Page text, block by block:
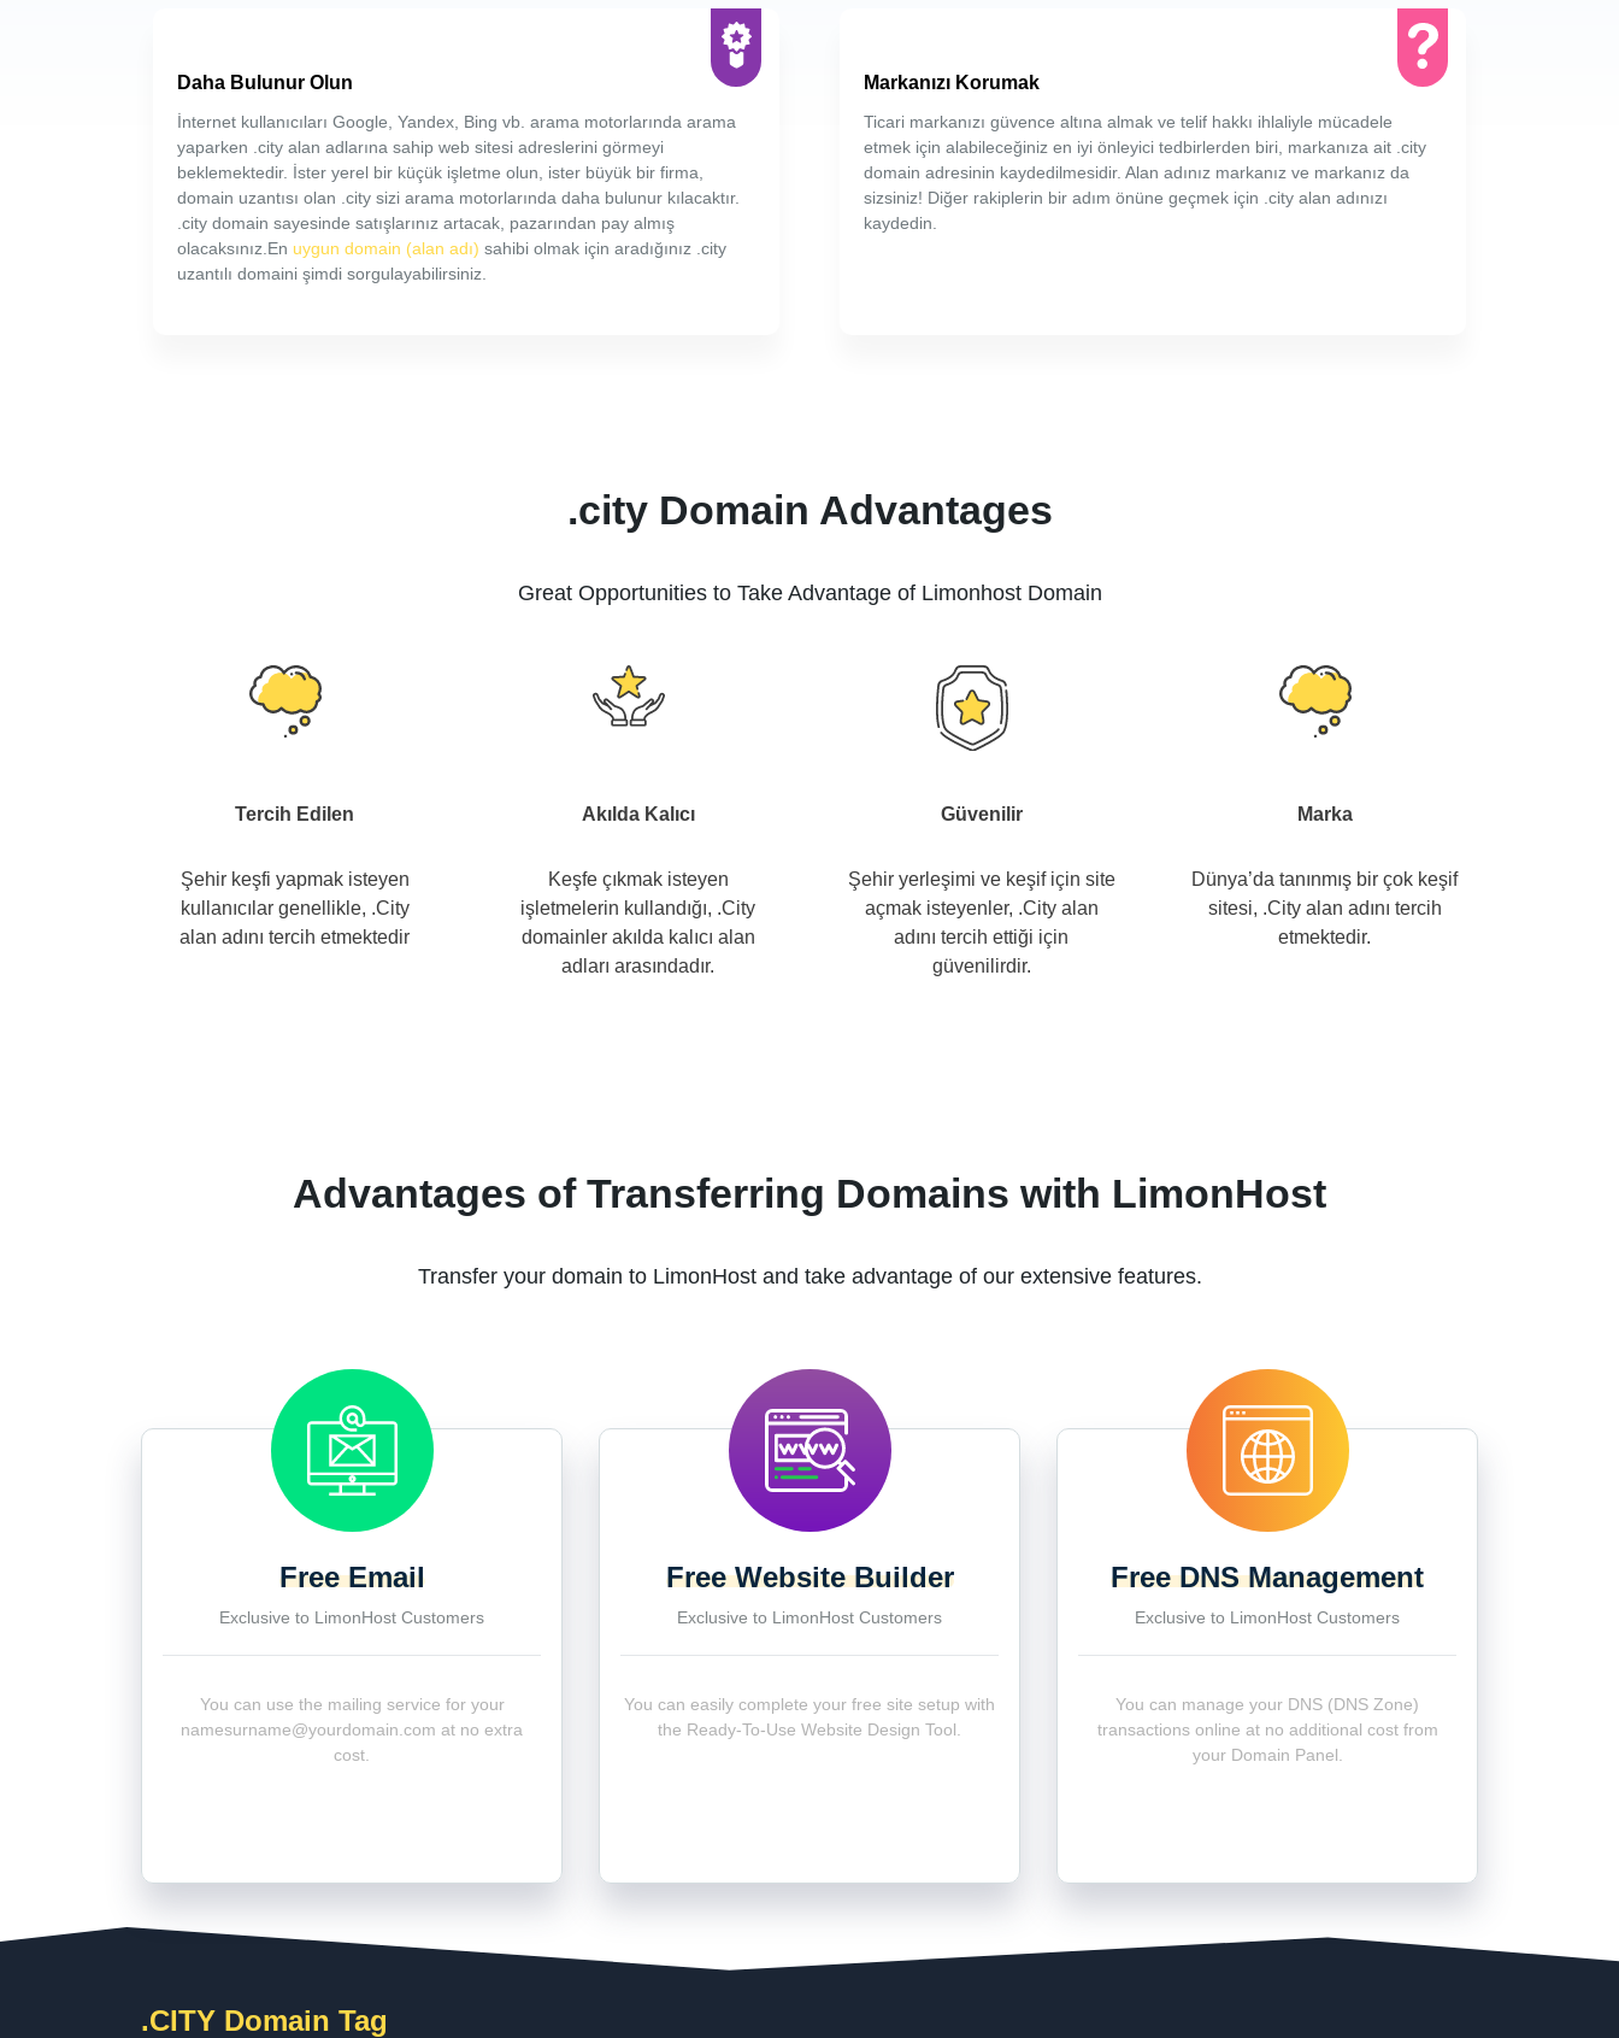
Daha Bulunur Olun
İnternet kullanıcıları Google, Yandex, Bing vb. arama motorlarında arama
yaparken .city alan adlarına sahip web sitesi adreslerini görmeyi
beklemektedir. İster yerel bir küçük işletme olun, ister büyük bir firma,
domain uzantısı olan .city sizi arama motorlarında daha bulunur kılacaktır.
.city domain sayesinde satışlarınız artacak, pazarından pay almış
olacaksınız.En uygun domain (alan adı) sahibi olmak için aradığınız .city
uzantılı domaini şimdi sorgulayabilirsiniz.
Markanızı Korumak
Ticari markanızı güvence altına almak ve telif hakkı ihlaliyle mücadele
etmek için alabileceğiniz en iyi önleyici tedbirlerden biri, markanıza ait .city
domain adresinin kaydedilmesidir. Alan adınız markanız ve markanız da
sizsiniz! Diğer rakiplerin bir adım önüne geçmek için .city alan adınızı
kaydedin.
.city Domain Advantages
Great Opportunities to Take Advantage of Limonhost Domain
Tercih Edilen
Şehir keşfi yapmak isteyen
kullanıcılar genellikle, .City
alan adını tercih etmektedir
Akılda Kalıcı
Keşfe çıkmak isteyen
işletmelerin kullandığı, .City
domainler akılda kalıcı alan
adları arasındadır.
Güvenilir
Şehir yerleşimi ve keşif için site
açmak isteyenler, .City alan
adını tercih ettiği için
güvenilirdir.
Marka
Dünya’da tanınmış bir çok keşif
sitesi, .City alan adını tercih
etmektedir.
Advantages of Transferring Domains with LimonHost
Transfer your domain to LimonHost and take advantage of our extensive features.
Free Email
Exclusive to LimonHost Customers
You can use the mailing service for your
namesurname@yourdomain.com at no extra
cost.
Free Website Builder
Exclusive to LimonHost Customers
You can easily complete your free site setup with
the Ready-To-Use Website Design Tool.
Free DNS Management
Exclusive to LimonHost Customers
You can manage your DNS (DNS Zone)
transactions online at no additional cost from
your Domain Panel.
.CITY Domain Tag